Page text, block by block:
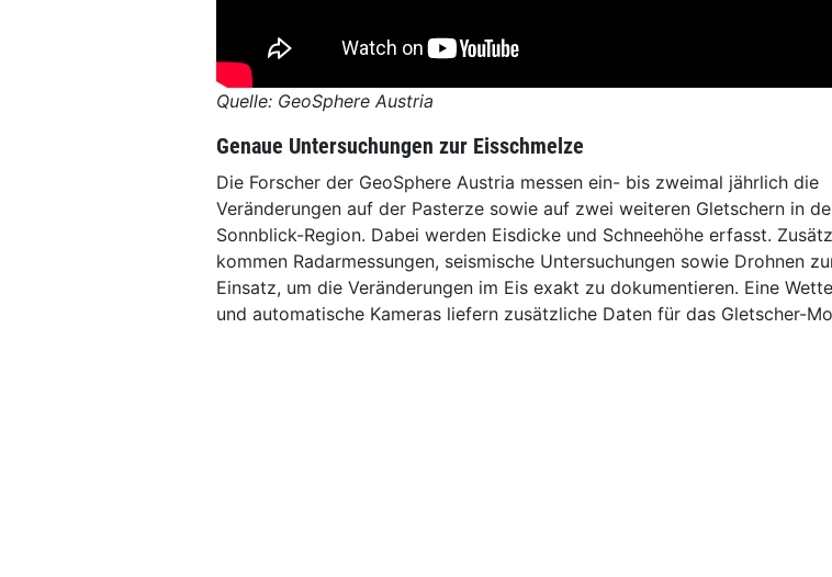
Quelle: GeoSphere Austria
Genaue Untersuchungen zur Eisschmelze
Die Forscher der GeoSphere Austria messen ein- bis zweimal jährlich die
Veränderungen auf der Pasterze sowie auf zwei weiteren Gletschern in
Sonnblick-Region. Dabei werden Eisdicke und Schneehöhe erfasst.
kommen Radarmessungen, seismische Untersuchungen sowie Drohnen
Einsatz, um die Veränderungen im Eis exakt zu dokumentieren. Eine
und automatische Kameras liefern zusätzliche Daten für das Gletscher-